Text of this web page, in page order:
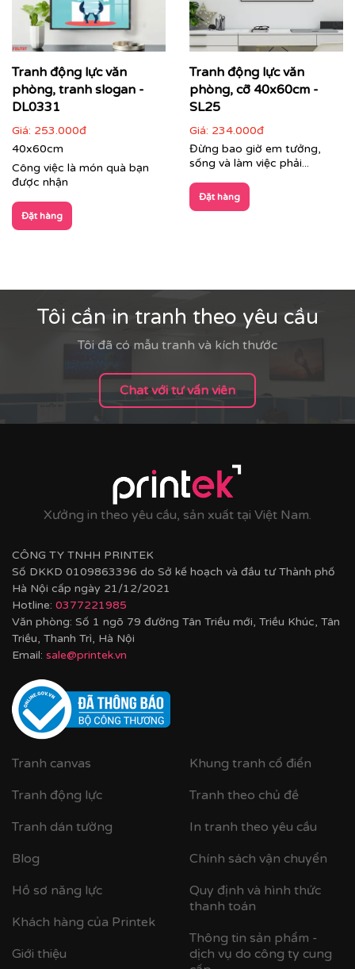
Tranh động lực văn
phòng, tranh slogan -
DL0331
Giá: 253.000đ
40x60cm
Công việc là món quà bạn
được nhận
Đặt hàng
Tranh động lực văn
phòng, cỡ 40x60cm -
SL25
Giá: 234.000đ
Đừng bao giờ em tưởng,
sống và làm việc phải...
Đặt hàng
Tôi cần in tranh theo yêu cầu
Tôi đã có mẫu tranh và kích thước
Chat với tư vấn viên
Xưởng in theo yêu cầu, sản xuất tại Việt Nam.
CÔNG TY TNHH PRINTEK
Số DKKD 0109863396 do Sở kế hoạch và đầu tư Thành phố
Hà Nội cấp ngày 21/12/2021
Hotline: 0377221985
Văn phòng: Số 1 ngõ 79 đường Tân Triều mới, Triều Khúc, Tân
Triều, Thanh Trì, Hà Nội
Email: sale@printek.vn
Tranh canvas
Tranh động lực
Tranh dán tường
Blog
Hồ sơ năng lực
Khách hàng của Printek
Giới thiệu
Khung tranh cổ điển
Tranh theo chủ đề
In tranh theo yêu cầu
Chính sách vận chuyển
Quy định và hình thức
thanh toán
Thông tin sản phẩm -
dịch vụ do công ty cung